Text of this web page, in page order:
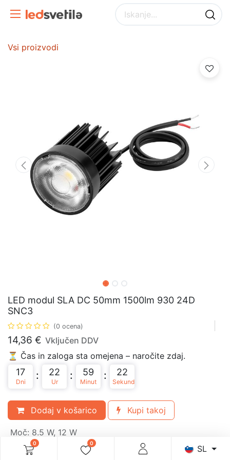
0 0
SL
Vsi proizvodi
LED modul SLA DC 50mm 1500lm 930 24D
SNC3
(0 ocena)
14,36 € Vključen DDV
⏳ Čas in zaloga sta omejena – naročite zdaj.
17
Dni
: 22
Ur
: 59
Minut
: 22
Sekund
Dodaj v košarico Kupi takoj
Moč: 8.5 W, 12 W
Svetlobni tok (± 10%):
1100 lm (8.5 W), 1500 lm (12